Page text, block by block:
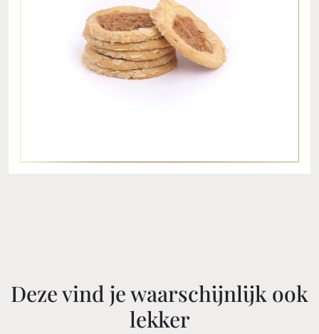
Deze vind je waarschijnlijk ook
lekker